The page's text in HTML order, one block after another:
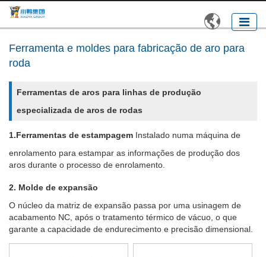

Ferramenta e moldes para fabricação de aro para
roda
Ferramentas de aros para linhas de produção
especializada de aros de rodas
1.Ferramentas de estampagem Instalado numa máquina de
enrolamento para estampar as informações de produção dos
aros durante o processo de enrolamento.
2. Molde de expansão
O núcleo da matriz de expansão passa por uma usinagem de
acabamento NC, após o tratamento térmico de vácuo, o que
garante a capacidade de endurecimento e precisão dimensional.